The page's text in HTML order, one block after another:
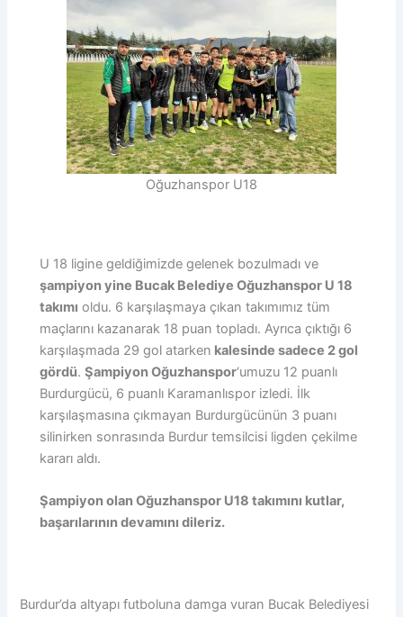
Oğuzhanspor U18
U 18 ligine geldiğimizde gelenek bozulmadı ve
şampiyon yine Bucak Belediye Oğuzhanspor U 18
takımı oldu. 6 karşılaşmaya çıkan takımımız tüm
maçlarını kazanarak 18 puan topladı. Ayrıca çıktığı 6
karşılaşmada 29 gol atarken kalesinde sadece 2 gol
gördü.Şampiyon Oğuzhanspor‘umuzu 12 puanlı
Burdurgücü, 6 puanlı Karamanlıspor izledi. İlk
karşılaşmasına çıkmayan Burdurgücünün 3 puanı
silinirken sonrasında Burdur temsilcisi ligden çekilme
kararı aldı.
Şampiyon olan Oğuzhanspor U18 takımını kutlar,
başarılarının devamını dileriz.
Burdur’da altyapı futboluna damga vuran Bucak Belediyesi